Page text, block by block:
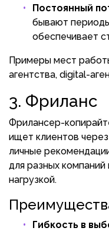
Постоянный
бывают
обеспечивает
Примеры мест
агентства, digital-
3. Фриланс
Фрилансер-
ищет клиентов
личные
для разных
нагрузкой.
Гибкость в